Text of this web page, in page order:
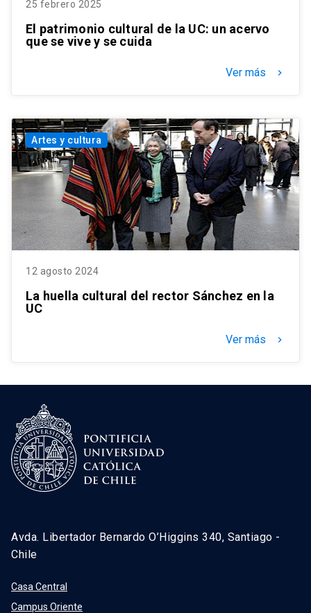
25 febrero 2025
El patrimonio cultural de la UC: un acervo
que se vive y se cuida
Ver más keyboard_arrow_right
Artes y cultura
12 agosto 2024
La huella cultural del rector Sánchez en la
UC
Ver más keyboard_arrow_right
Avda. Libertador Bernardo O’Higgins 340, Santiago -
Chile
Casa Central
Campus Oriente